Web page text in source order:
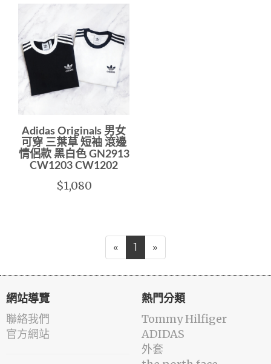
Adidas Originals 男女
可穿 三葉草 短袖 滾邊
情侶款 黑白色 GN2913
CW1203 CW1202
$1,080
« 1 »
網站導覽
聯絡我們
官方網站
熱門分類
Tommy Hilfiger
ADIDAS
外套